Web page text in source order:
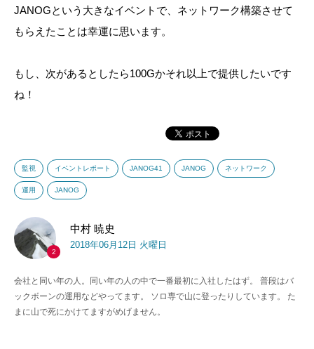
JANOGという大きなイベントで、ネットワーク構築させて
もらえたことは幸運に思います。
もし、次があるとしたら100Gかそれ以上で提供したいです
ね！
監視 イベントレポート JANOG41 JANOG ネットワーク
運用 JANOG
2
中村 暁史
2018年06月12日 火曜日
会社と同い年の人。同い年の人の中で一番最初に入社したはず。 普段はバ
ックボーンの運用などやってます。 ソロ専で山に登ったりしています。 た
まに山で死にかけてますがめげません。